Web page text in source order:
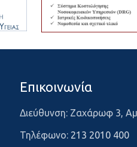
Επικοινωνία
Διεύθυνση: Ζαχάρωφ 3,
Τηλέφωνο: 213 2010 400